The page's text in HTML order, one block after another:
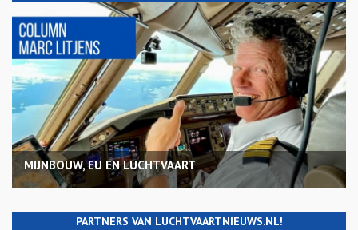
MIJNBOUW, EU EN LUCHTVAART
PARTNERS VAN LUCHTVAARTNIEUWS.NL!